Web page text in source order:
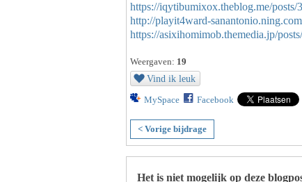
https://iqytibumixox.theblog.me/posts/
http://playit4ward-
https://asixihomimob.themedia.jp/
Weergaven: 19
Vind ik leuk
MySpace Facebook
< Vorige bijdrage
Het is niet mogelijk op deze